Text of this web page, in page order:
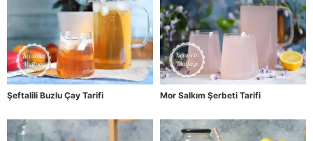
Şeftalili Buzlu Çay Tarifi Mor Salkım Şerbeti Tarifi